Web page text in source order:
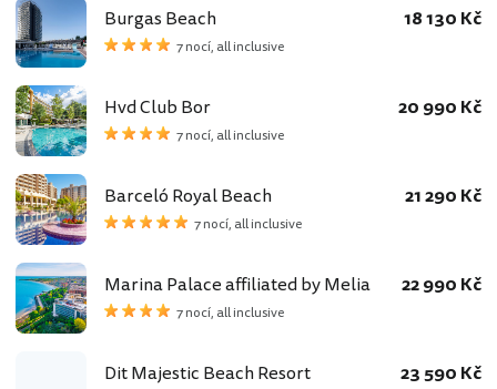
Burgas Beach
7 nocí, all inclusive
18 130 Kč
Hvd Club Bor
7 nocí, all inclusive
20 990 Kč
Barceló Royal Beach
7 nocí, all inclusive
21 290 Kč
Marina Palace affiliated by Melia
7 nocí, all inclusive
22 990 Kč
Dit Majestic Beach Resort 23 590 Kč